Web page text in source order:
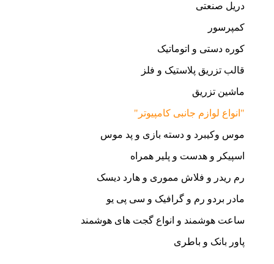
دریل صنعتی
کمپرسور
کوره دستی و اتوماتیک
قالب تزریق پلاستیک و فلز
ماشین تزریق
"انواع لوازم جانبی کامپیوتر"
موس وکیبرد و دسته بازی و پد موس
اسپیکر و هدست و پلیر همراه
رم ریدر و فلاش مموری و هارد دیسک
مادر بردو رم و گرافیک و سی پی یو
ساعت هوشمند و انواع گجت های هوشمند
پاور بانک و باطری